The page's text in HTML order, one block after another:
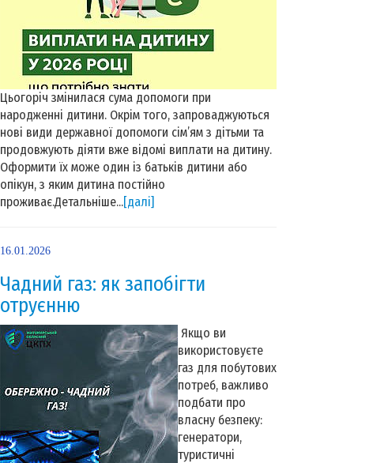
Цьогоріч змінилася сума допомоги при
народженні дитини. Окрім того, запроваджуються
нові види державної допомоги сім’ям з дітьми та
продовжують діяти вже відомі виплати на дитину.
Оформити їх може один із батьків дитини або
опікун, з яким дитина постійно
проживає.Детальніше...[далі]
16.01.2026
Чадний газ: як запобігти
отруєнню
Якщо ви
використовуєте
газ для побутових
потреб, важливо
подбати про
власну безпеку:
генератори,
туристичні